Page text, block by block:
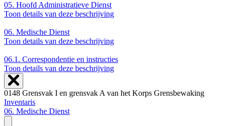
05. Hoofd Administratieve Dienst
Toon details van deze beschrijving
06. Medische Dienst
Toon details van deze beschrijving
06.1. Correspondentie en instructies
Toon details van deze beschrijving
0148 Grensvak I en grensvak A van het Korps Grensbewaking
Inventaris
06. Medische Dienst